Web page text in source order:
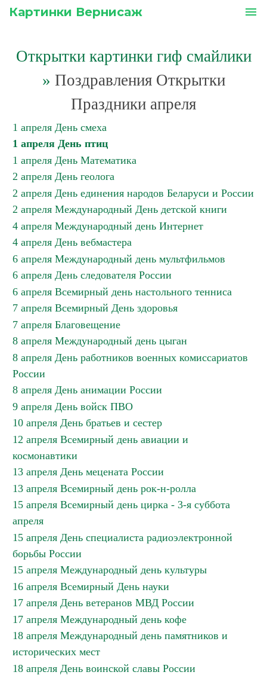
Картинки Вернисаж menu
Открытки картинки гиф смайлики
» Поздравления Открытки
Праздники апреля
1 апреля День смеха
1 апреля День птиц
1 апреля День Математика
2 апреля День геолога
2 апреля День единения народов Беларуси и России
2 апреля Международный День детской книги
4 апреля Международный день Интернет
4 апреля День вебмастера
6 апреля Международный день мультфильмов
6 апреля День следователя России
6 апреля Всемирный день настольного тенниса
7 апреля Всемирный День здоровья
7 апреля Благовещение
8 апреля Международный день цыган
8 апреля День работников военных комиссариатов
России
8 апреля День анимации России
9 апреля День войск ПВО
10 апреля День братьев и сестер
12 апреля Всемирный день авиации и
космонавтики
13 апреля День мецената России
13 апреля Всемирный день рок-н-ролла
15 апреля Всемирный день цирка - 3-я суббота
апреля
15 апреля День специалиста радиоэлектронной
борьбы России
15 апреля Международный день культуры
16 апреля Всемирный День науки
17 апреля День ветеранов МВД России
17 апреля Международный день кофе
18 апреля Международный день памятников и
исторических мест
18 апреля День воинской славы России